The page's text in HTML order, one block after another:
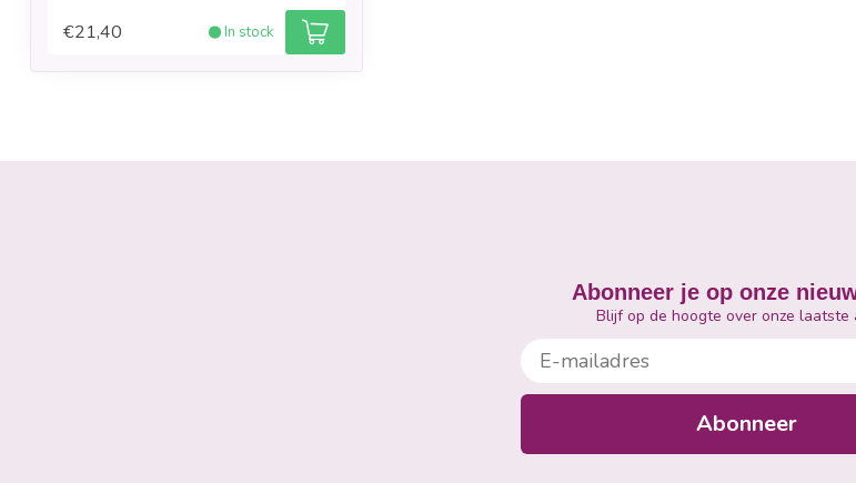
€21,40 In stock
Abonneer je op onze
Blijf op de hoogte over onze laatste
E-mailadres
Abonneer